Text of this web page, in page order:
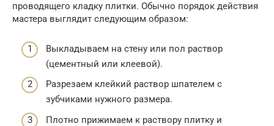
проводящего кладку плитки. Обычно порядок действия
мастера выглядит следующим образом:
Выкладываем на стену или пол раствор
(цементный или клеевой).
Разрезаем клейкий раствор шпателем с
зубчиками нужного размера.
Плотно прижимаем к раствору плитку и